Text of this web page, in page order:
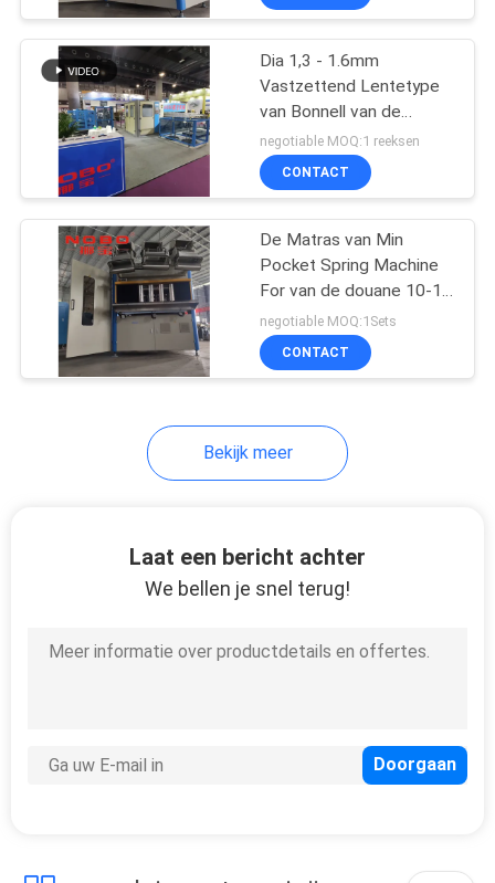
rollen
De Machine van de
matrascompressie
matras naaimachine
matrasverpakking
Dia 1,3 - 1.6mm
Vastzettend Lentetype
van Bonnell van de
Matrasproductielijn
negotiable MOQ:1 reeksen
CONTACT
De Matras van Min
Pocket Spring Machine
For van de douane 10-14
Eenheid
negotiable MOQ:1Sets
CONTACT
Bekijk meer
Laat een bericht achter
We bellen je snel terug!